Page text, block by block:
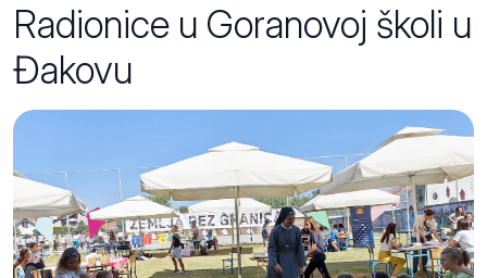
Radionice u Goranovoj školi u
Đakovu